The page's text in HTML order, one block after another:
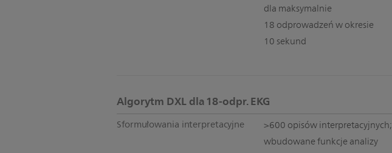
dla maksymalnie
18 odprowadzeń w okresie
10 sekund
Algorytm DXL dla 18-odpr. EKG
Sformułowania interpretacyjne
>600 opisów interpretacyjnych;
wbudowane funkcje analizy